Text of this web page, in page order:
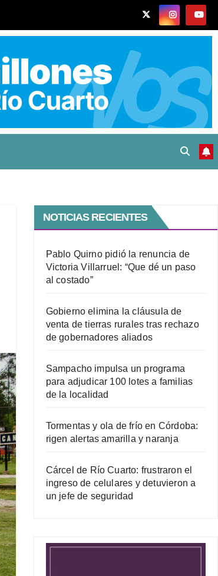
NOTICIAS RECIENTES
Pablo Quirno pidió la renuncia de
Victoria Villarruel: “Que dé un paso
al costado”
Gobierno elimina la cláusula de
venta de tierras rurales tras rechazo
de gobernadores aliados
Sampacho impulsa un programa
para adjudicar 100 lotes a familias
de la localidad
Tormentas y ola de frío en Córdoba:
rigen alertas amarilla y naranja
Cárcel de Río Cuarto: frustraron el
ingreso de celulares y detuvieron a
un jefe de seguridad